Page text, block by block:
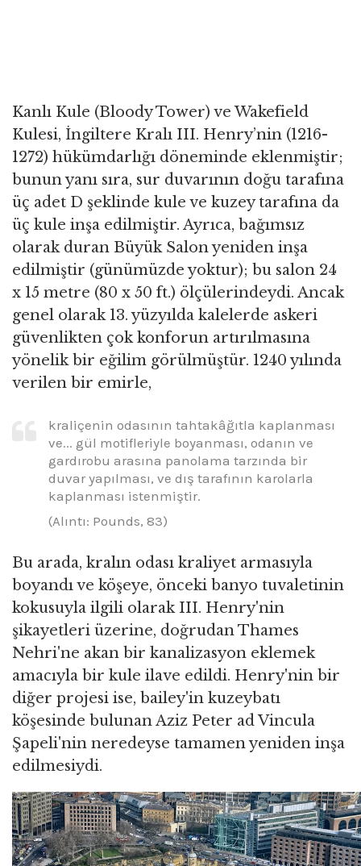
Kanlı Kule (Bloody Tower) ve Wakefield
Kulesi, İngiltere Kralı III. Henry’nin (1216-
1272) hükümdarlığı döneminde eklenmiştir;
bunun yanı sıra, sur duvarının doğu tarafına
üç adet D şeklinde kule ve kuzey tarafına da
üç kule inşa edilmiştir. Ayrıca, bağımsız
olarak duran Büyük Salon yeniden inşa
edilmiştir (günümüzde yoktur); bu salon 24
x 15 metre (80 x 50 ft.) ölçülerindeydi. Ancak
genel olarak 13. yüzyılda kalelerde askeri
güvenlikten çok konforun artırılmasına
yönelik bir eğilim görülmüştür. 1240 yılında
verilen bir emirle,
kraliçenin odasının tahtakâğıtla kaplanması
ve... gül motifleriyle boyanması, odanın ve
gardırobu arasına panolama tarzında bir
duvar yapılması, ve dış tarafının karolarla
kaplanması istenmiştir.
(Alıntı: Pounds, 83)
Bu arada, kralın odası kraliyet armasıyla
boyandı ve köşeye, önceki banyo tuvaletinin
kokusuyla ilgili olarak III. Henry'nin
şikayetleri üzerine, doğrudan Thames
Nehri'ne akan bir kanalizasyon eklemek
amacıyla bir kule ilave edildi. Henry'nin bir
diğer projesi ise, bailey'in kuzeybatı
köşesinde bulunan Aziz Peter ad Vincula
Şapeli'nin neredeyse tamamen yeniden inşa
edilmesiydi.